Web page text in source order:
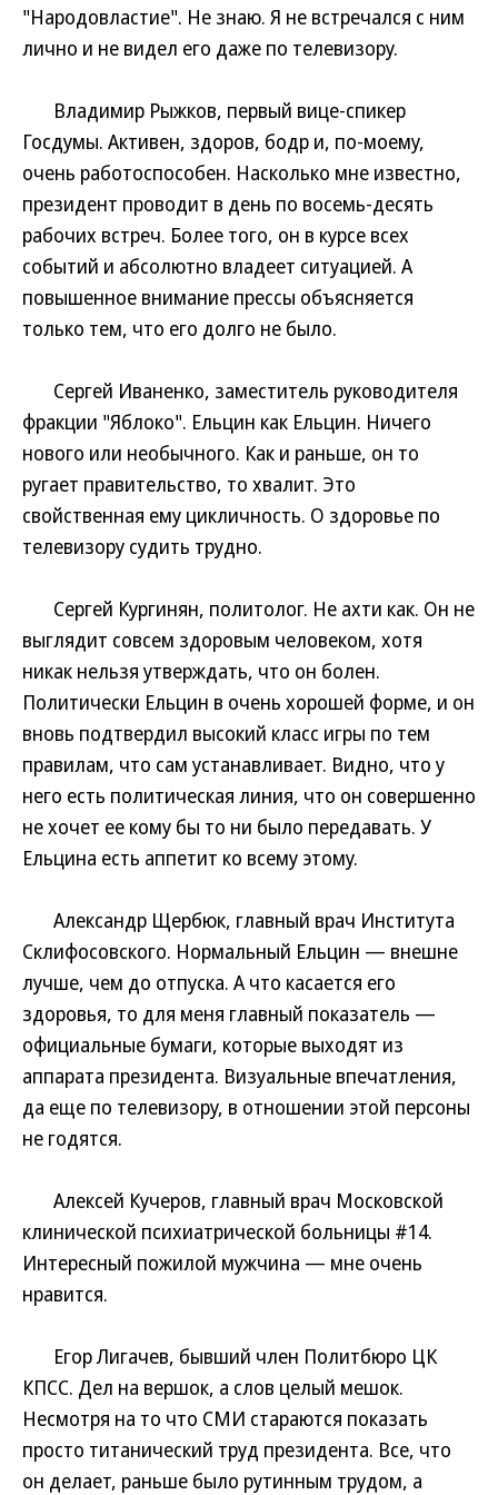
"Народовластие". Не знаю. Я не встречался с ним
лично и не видел его даже по телевизору.
Владимир Рыжков, первый вице-спикер
Госдумы. Активен, здоров, бодр и, по-моему,
очень работоспособен. Насколько мне известно,
президент проводит в день по восемь-десять
рабочих встреч. Более того, он в курсе всех
событий и абсолютно владеет ситуацией. А
повышенное внимание прессы объясняется
только тем, что его долго не было.
Сергей Иваненко, заместитель руководителя
фракции "Яблоко". Ельцин как Ельцин. Ничего
нового или необычного. Как и раньше, он то
ругает правительство, то хвалит. Это
свойственная ему цикличность. О здоровье по
телевизору судить трудно.
Сергей Кургинян, политолог. Не ахти как. Он не
выглядит совсем здоровым человеком, хотя
никак нельзя утверждать, что он болен.
Политически Ельцин в очень хорошей форме, и он
вновь подтвердил высокий класс игры по тем
правилам, что сам устанавливает. Видно, что у
него есть политическая линия, что он совершенно
не хочет ее кому бы то ни было передавать. У
Ельцина есть аппетит ко всему этому.
Александр Щербюк, главный врач Института
Склифосовского. Нормальный Ельцин — внешне
лучше, чем до отпуска. А что касается его
здоровья, то для меня главный показатель —
официальные бумаги, которые выходят из
аппарата президента. Визуальные впечатления,
да еще по телевизору, в отношении этой персоны
не годятся.
Алексей Кучеров, главный врач Московской
клинической психиатрической больницы #14.
Интересный пожилой мужчина — мне очень
нравится.
Егор Лигачев, бывший член Политбюро ЦК
КПСС. Дел на вершок, а слов целый мешок.
Несмотря на то что СМИ стараются показать
просто титанический труд президента. Все, что
он делает, раньше было рутинным трудом, а